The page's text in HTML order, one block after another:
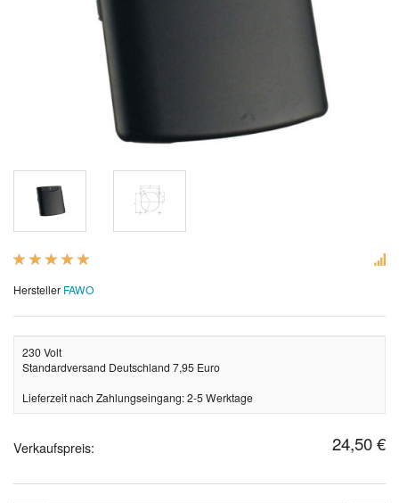
Hersteller FAWO
230 Volt
Standardversand Deutschland 7,95 Euro
Lieferzeit nach Zahlungseingang: 2-5 Werktage
Verkaufspreis: 24,50 €